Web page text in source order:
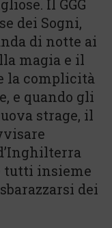
Il GGG
dei Sogni,
di notte ai
magia e il
la complicità
e quando gli
strage, il
tutti insieme
dei